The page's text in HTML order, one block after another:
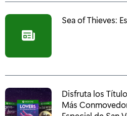
Sea of Thieves:
Disfruta los
Más